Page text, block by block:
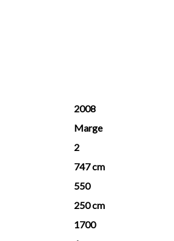
2008
Marge
2
747 cm
550
250 cm
1700